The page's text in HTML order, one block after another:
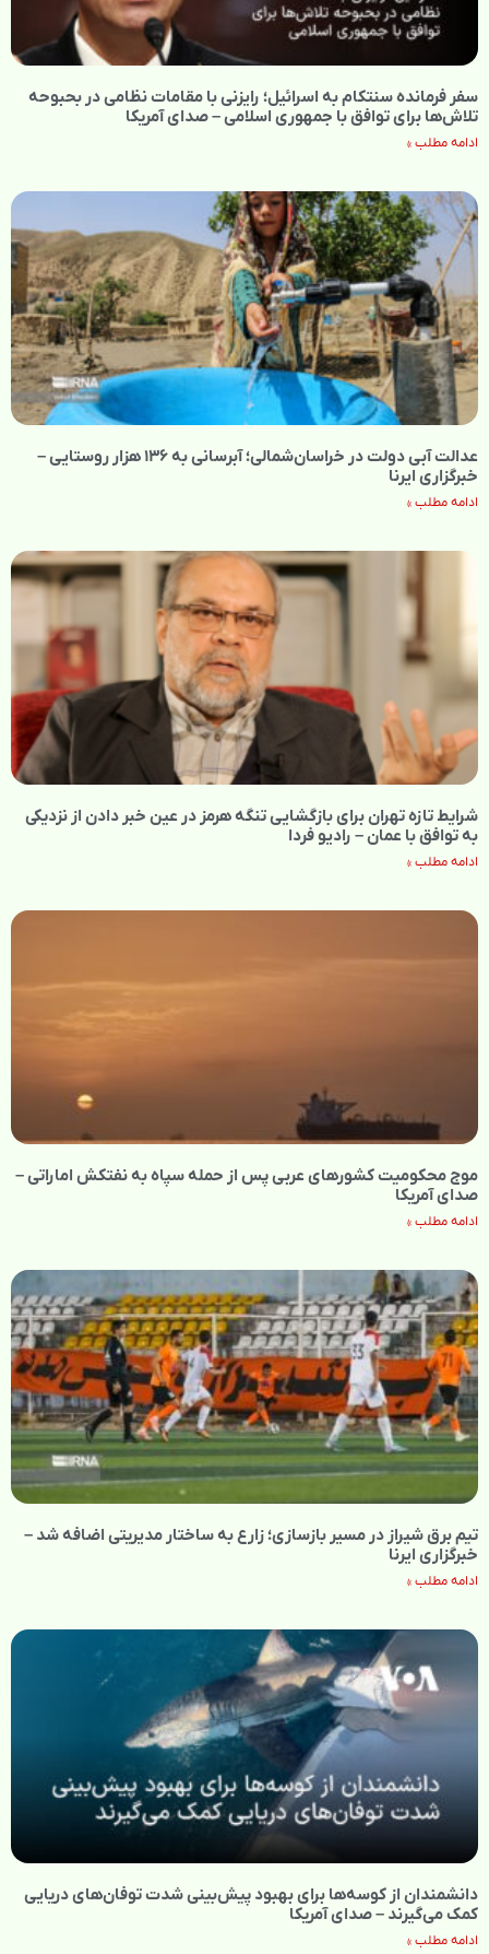
سفر فرمانده سنتکام به اسرائیل؛ رایزنی با مقامات نظامی در بحبوحه
تلاش‌ها برای توافق با جمهوری اسلامی – صدای آمریکا
ادامه مطلب »
عدالت آبی دولت در خراسان‌شمالی؛ آبرسانی به ۱۳۶ هزار روستایی –
خبرگزاری ایرنا
ادامه مطلب »
شرایط تازه تهران برای بازگشایی تنگه هرمز در عین خبر دادن از نزدیکی
به توافق با عمان – رادیو فردا
ادامه مطلب »
موج محکومیت کشورهای عربی پس از حمله سپاه به نفتکش اماراتی –
صدای آمریکا
ادامه مطلب »
تیم برق شیراز در مسیر بازسازی؛ زارع به ساختار مدیریتی اضافه شد –
خبرگزاری ایرنا
ادامه مطلب »
دانشمندان از کوسه‌ها برای بهبود پیش‌بینی شدت توفان‌های دریایی
کمک می‌گیرند – صدای آمریکا
ادامه مطلب »